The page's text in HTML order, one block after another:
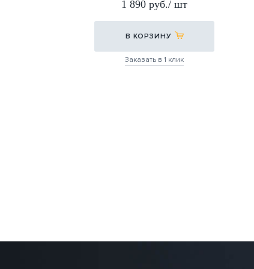
30,5Х30,5
1 890 руб./ шт
В КОРЗИНУ
Заказать в 1 клик